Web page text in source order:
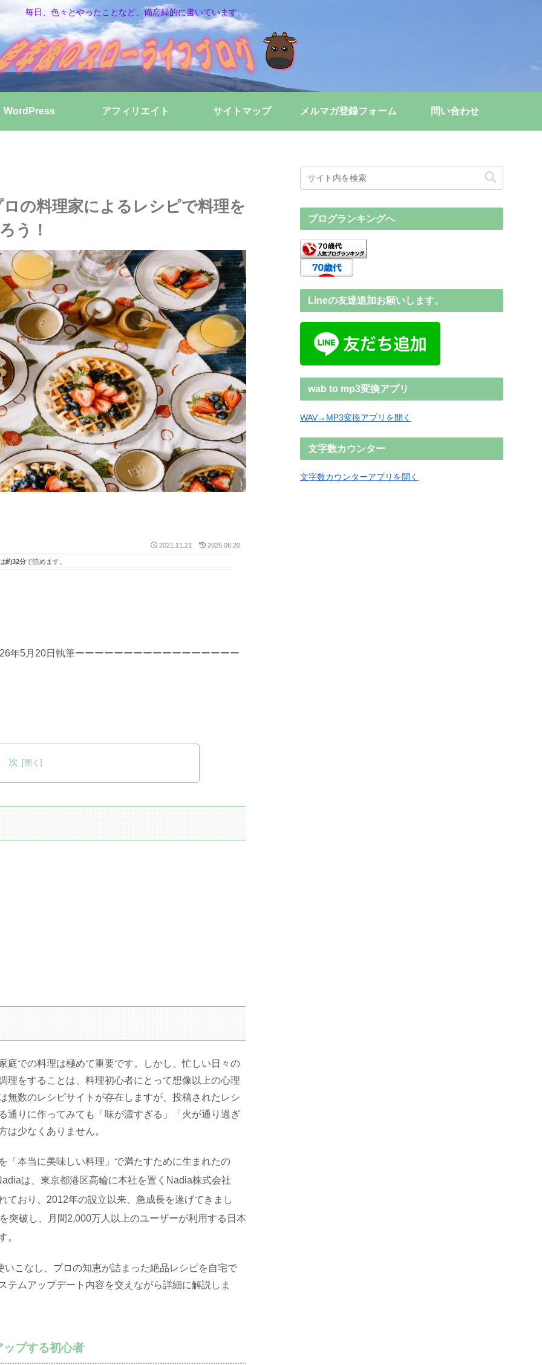
毎日、色々とやったことなど、備忘録的に書いています。
WordPress アフィリエイト サイトマップ メルマガ登録フォーム 問い合わせ
の料理家によるレシピで料理を
う！
2021.11.21 2026.06.20
約32分で読めます。
年5月20日執筆ーーーーーーーーーーーーーーーーー
次
庭での料理は極めて重要です。しかし、忙しい日々の
理をすることは、料理初心者にとって想像以上の心理
無数のレシピサイトが存在しますが、投稿されたレシ
通りに作ってみても「味が濃すぎる」「火が通り過ぎ
は少なくありません。
「本当に美味しい料理」で満たすために生まれたの
は、東京都港区高輪に本社を置くNadia株式会社
ており
、2012年の設立以来、急成長を遂げてきまし
突破し
、月間2,000万人以上のユーザーが利用する日本
。
こなし、プロの知恵が詰まった絶品レシピを自宅で
ムアップデート内容を交えながら詳細に解説しま
プする初心者
ブログランキングへ
Lineの友達追加お願いします。
wab to mp3変換アプリ
WAV→MP3変換アプリを開く
文字数カウンター
文字数カウンターアプリを開く